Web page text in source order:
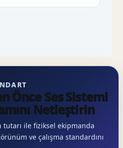
Önce Ses Sistemi
Netleştirin
tutarı ile fiziksel ekipmanda
ve çalışma standardını